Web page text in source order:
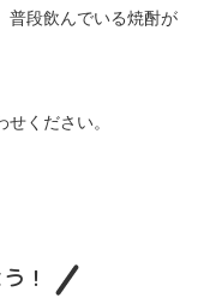
普段飲んでいる焼酎が
ください。
！